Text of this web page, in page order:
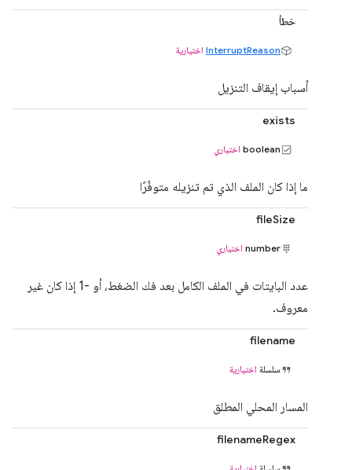
خطأ
InterruptReason اختيارية
أسباب إيقاف التنزيل
exists
boolean اختياري
ما إذا كان الملف الذي تم تنزيله متوفّرًا
fileSize
number اختياري
عدد البايتات في الملف الكامل بعد فك الضغط، أو -1 إذا كان غير
معروف.
filename
سلسلة اختيارية
المسار المحلي المطلق
filenameRegex